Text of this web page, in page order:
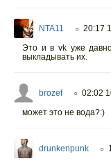
NTA11 ○ 20:17
Это и в vk уже
выкладывать их.
brozef ○ 02:02
может это не вода?:)
drunkenpunk ○